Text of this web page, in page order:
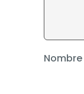
Nombre